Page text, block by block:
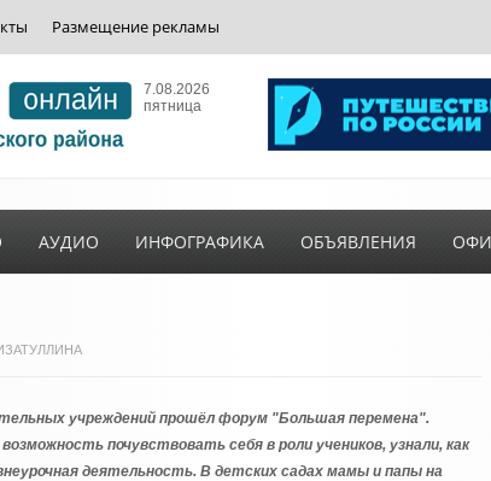
Размещение рекламы
7.08.2026
пятница
АУДИО ИНФОГРАФИКА ОБЪЯВЛЕНИЯ
учреждений прошёл форум "Большая перемена".
почувствовать себя в роли учеников, узнали, как
деятельность. В детских садах мамы и папы на